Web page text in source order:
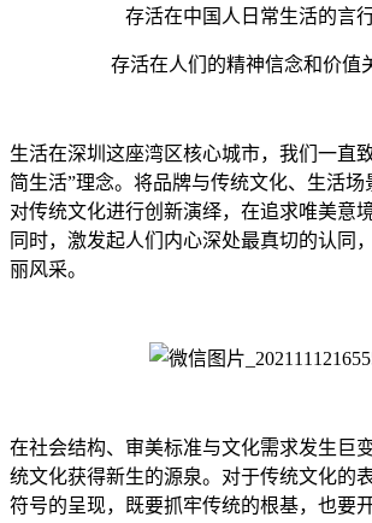
存活在中国人日常生活的言行
存活在人们的精神信念和价值
生活在深圳这座湾区核心城市，我们一直
简生活”理念。将品牌与传统文化、生活
对传统文化进行创新演绎，在追求唯美意
同时，激发起人们内心深处最真切的认同
丽风采。
在社会结构、审美标准与文化需求发生巨
统文化获得新生的源泉。对于传统文化的
符号的呈现，既要抓牢传统的根基，也要